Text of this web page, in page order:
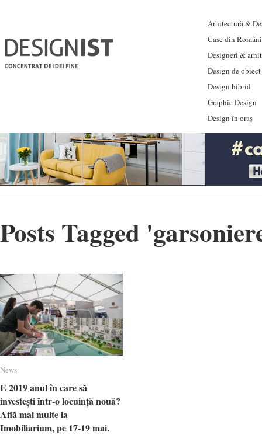
Arhitectură &
Case din
Designeri &
Design de obiect
Design hibrid
Graphic Design
Design în oraș
Posts Tagged '
News
E 2019 anul în care să
investești într-o locuință nouă?
Află mai multe la
Imobiliarium, pe 17-19 mai.
News
E 2019 anul în care să
investești într-o locuință nouă?
Află mai multe la
Imobiliarium, pe 17-19 mai.